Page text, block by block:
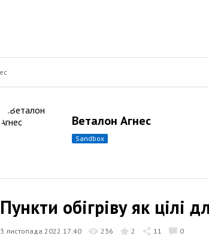
Веталон Агнес
sandbox
Пункти обігріву як цілі
3 листопада 2022 17:40 236 2 11 0